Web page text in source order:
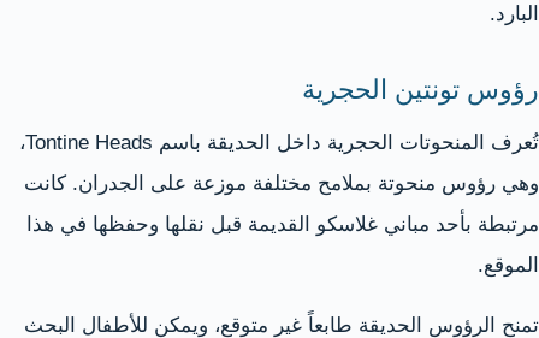
البارد.
رؤوس تونتين الحجرية
تُعرف المنحوتات الحجرية داخل الحديقة باسم Tontine Heads،
وهي رؤوس منحوتة بملامح مختلفة موزعة على الجدران. كانت
مرتبطة بأحد مباني غلاسكو القديمة قبل نقلها وحفظها في هذا
الموقع.
تمنح الرؤوس الحديقة طابعاً غير متوقع، ويمكن للأطفال البحث